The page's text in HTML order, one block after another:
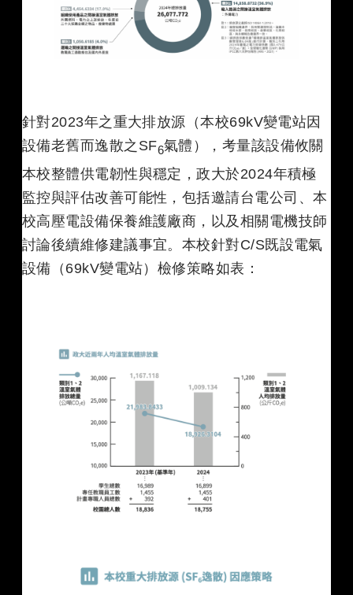
針對2023年之重大排放源（本校69kV變電站因
設備老舊而逸散之SF6氣體），考量該設備攸關
本校整體供電韌性與穩定，政大於2024年積極
監控與評估改善可能性，包括邀請台電公司、本
校高壓電設備保養維護廠商，以及相關電機技師
討論後續維修建議事宜。本校針對C/S既設電氣
設備（69kV變電站）檢修策略如表：